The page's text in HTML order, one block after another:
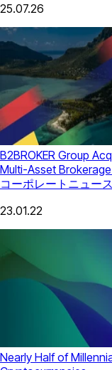
25.07.26
B2BROKER Group
Multi-Asset
コーポレートニュース
23.01.22
Nearly Half of